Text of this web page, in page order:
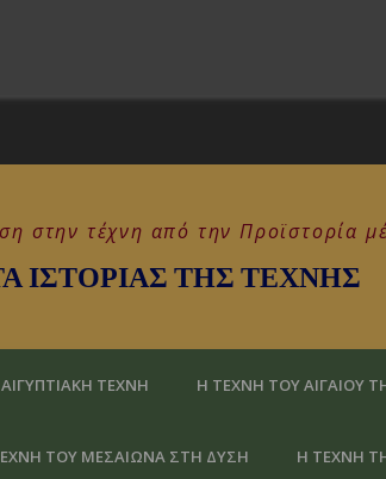
στην τέχνη από την Προϊστορία
ΙΣΤΟΡΊΑΣ ΤΗΣ ΤΈΧΝΗΣ
ΤΈΧΝΗ Η ΤΈΧΝΗ ΤΟΥ ΑΙΓΑΊΟΥ
ΤΟΥ ΜΕΣΑΊΩΝΑ ΣΤΗ ΔΎΣΗ Η ΤΈΧΝΗ